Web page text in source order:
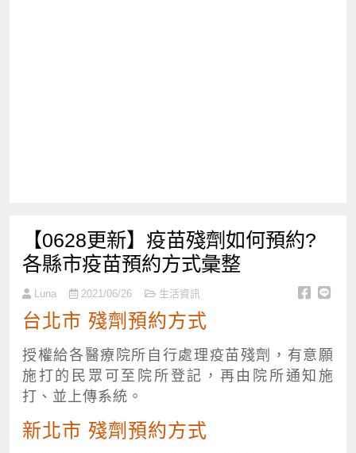
【0628更新】疫苗殘劑如何預約?
各縣市疫苗預約方式彙整
Luna 2021/06/26 生活資訊
台北市 殘劑預約方式
授權給各醫療院所自行處理疫苗殘劑，有意願
施打的民眾可至院所登記，再由院所通知施
打、並上傳系統。
新北市 殘劑預約方式